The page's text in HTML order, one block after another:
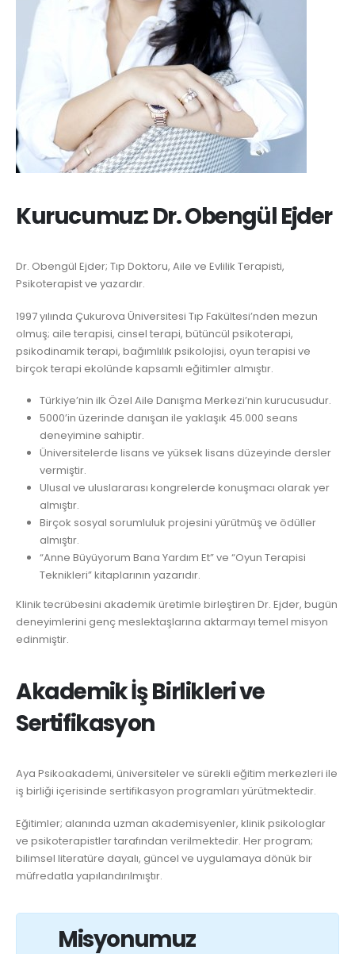
Kurucumuz: Dr. Obengül Ejder
Dr. Obengül Ejder; Tıp Doktoru, Aile ve Evlilik Terapisti,
Psikoterapist ve yazardır.
1997 yılında Çukurova Üniversitesi Tıp Fakültesi’nden mezun
olmuş; aile terapisi, cinsel terapi, bütüncül psikoterapi,
psikodinamik terapi, bağımlılık psikolojisi, oyun terapisi ve
birçok terapi ekolünde kapsamlı eğitimler almıştır.
Türkiye’nin ilk Özel Aile Danışma Merkezi’nin kurucusudur.
5000’in üzerinde danışan ile yaklaşık 45.000 seans
deneyimine sahiptir.
Üniversitelerde lisans ve yüksek lisans düzeyinde dersler
vermiştir.
Ulusal ve uluslararası kongrelerde konuşmacı olarak yer
almıştır.
Birçok sosyal sorumluluk projesini yürütmüş ve ödüller
almıştır.
“Anne Büyüyorum Bana Yardım Et” ve “Oyun Terapisi
Teknikleri” kitaplarının yazarıdır.
Klinik tecrübesini akademik üretimle birleştiren Dr. Ejder, bugün
deneyimlerini genç meslektaşlarına aktarmayı temel misyon
edinmiştir.
Akademik İş Birlikleri ve
Sertifikasyon
Aya Psikoakademi, üniversiteler ve sürekli eğitim merkezleri ile
iş birliği içerisinde sertifikasyon programları yürütmektedir.
Eğitimler; alanında uzman akademisyenler, klinik psikologlar
ve psikoterapistler tarafından verilmektedir. Her program;
bilimsel literatüre dayalı, güncel ve uygulamaya dönük bir
müfredatla yapılandırılmıştır.
Misyonumuz